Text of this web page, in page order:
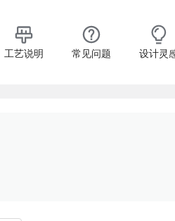
工艺说明 常见问题 设计灵